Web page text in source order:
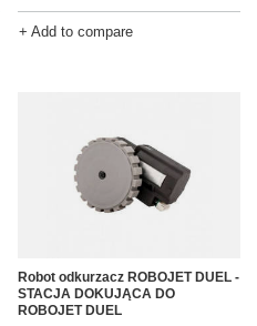
+ Add to compare
Robot odkurzacz ROBOJET DUEL -
STACJA DOKUJĄCA DO
ROBOJET DUEL